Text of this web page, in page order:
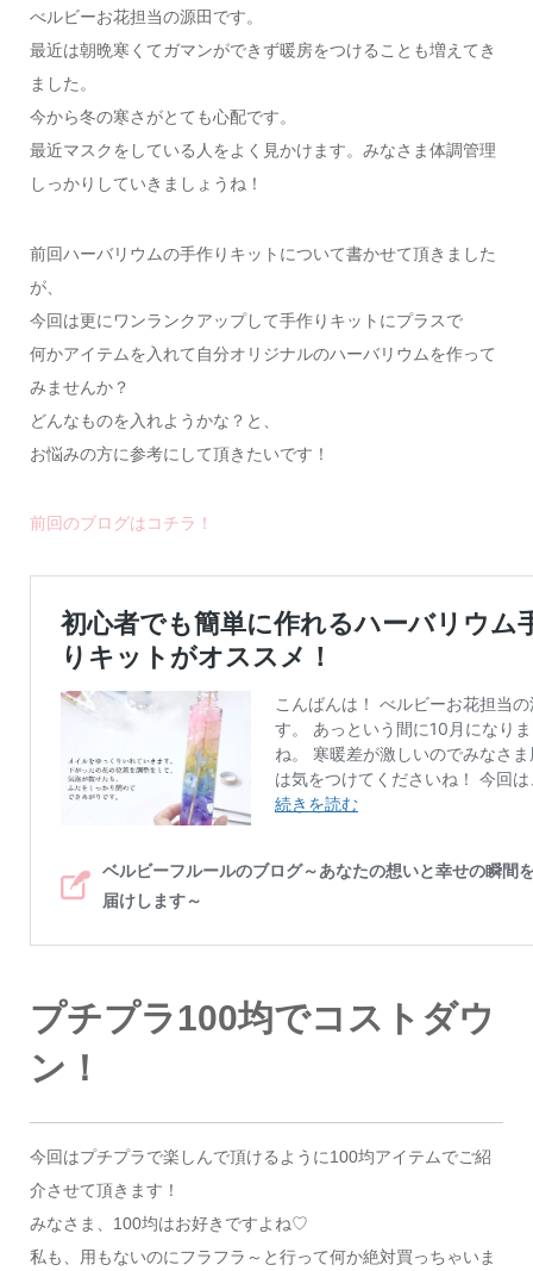
べルビーお花担当の源田です。
最近は朝晩寒くてガマンができず暖房をつけることも増えてき
ました。
今から冬の寒さがとても心配です。
最近マスクをしている人をよく見かけます。みなさま体調管理
しっかりしていきましょうね！
前回ハーバリウムの手作りキットについて書かせて頂きました
が、
今回は更にワンランクアップして手作りキットにプラスで
何かアイテムを入れて自分オリジナルのハーバリウムを作って
みませんか？
どんなものを入れようかな？と、
お悩みの方に参考にして頂きたいです！
前回のブログはコチラ！
プチプラ100均でコストダウ
ン！
今回はプチプラで楽しんで頂けるように100均アイテムでご紹
介させて頂きます！
みなさま、100均はお好きですよね♡
私も、用もないのにフラフラ～と行って何か絶対買っちゃいま